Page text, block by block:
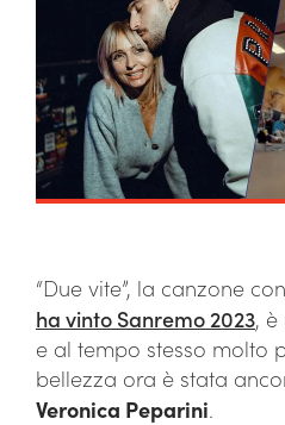
“Due vite”, la canzone
ha vinto Sanremo 2023,
e al tempo stesso molto
bellezza ora è stata
Veronica Peparini.